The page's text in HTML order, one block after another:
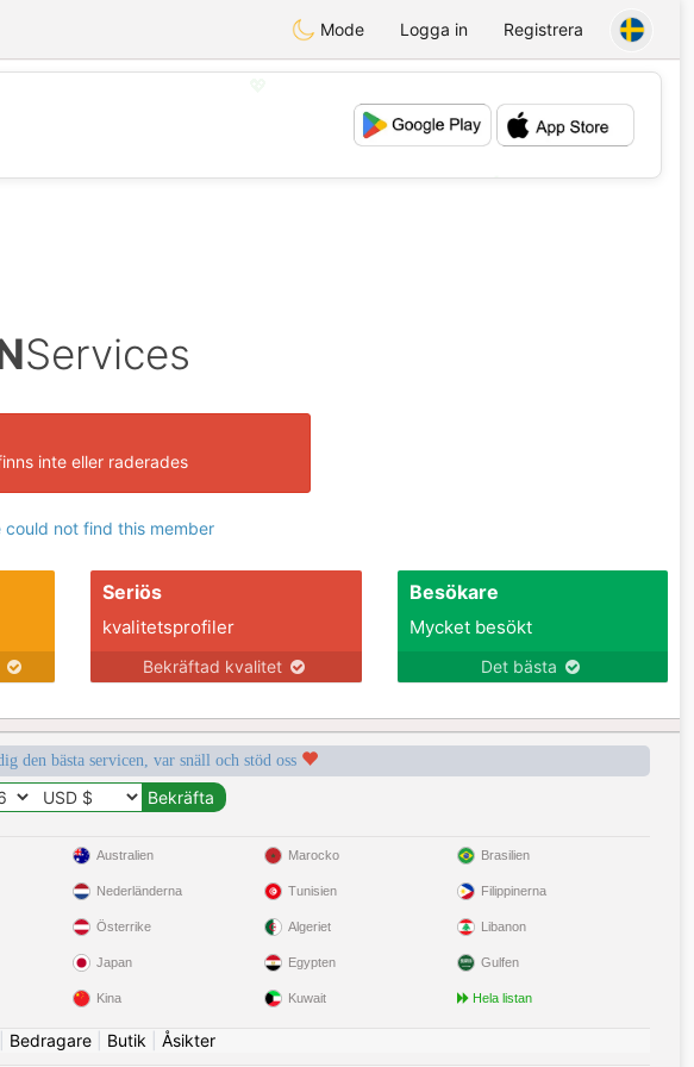
Mode Logga in Registrera
💕
Services
inte eller raderades
could not find this member
Seriös
kvalitetsprofiler
Bekräftad kvalitet
Besökare
Mycket besökt
Det bästa
den bästa servicen, var snäll och stöd oss
Australien
Nederländerna
Österrike
Japan
Kina
Marocko
Tunisien
Algeriet
Egypten
Kuwait
Brasilien
Filippinerna
Libanon
Gulfen
Hela listan
Bedragare| Butik Åsikter